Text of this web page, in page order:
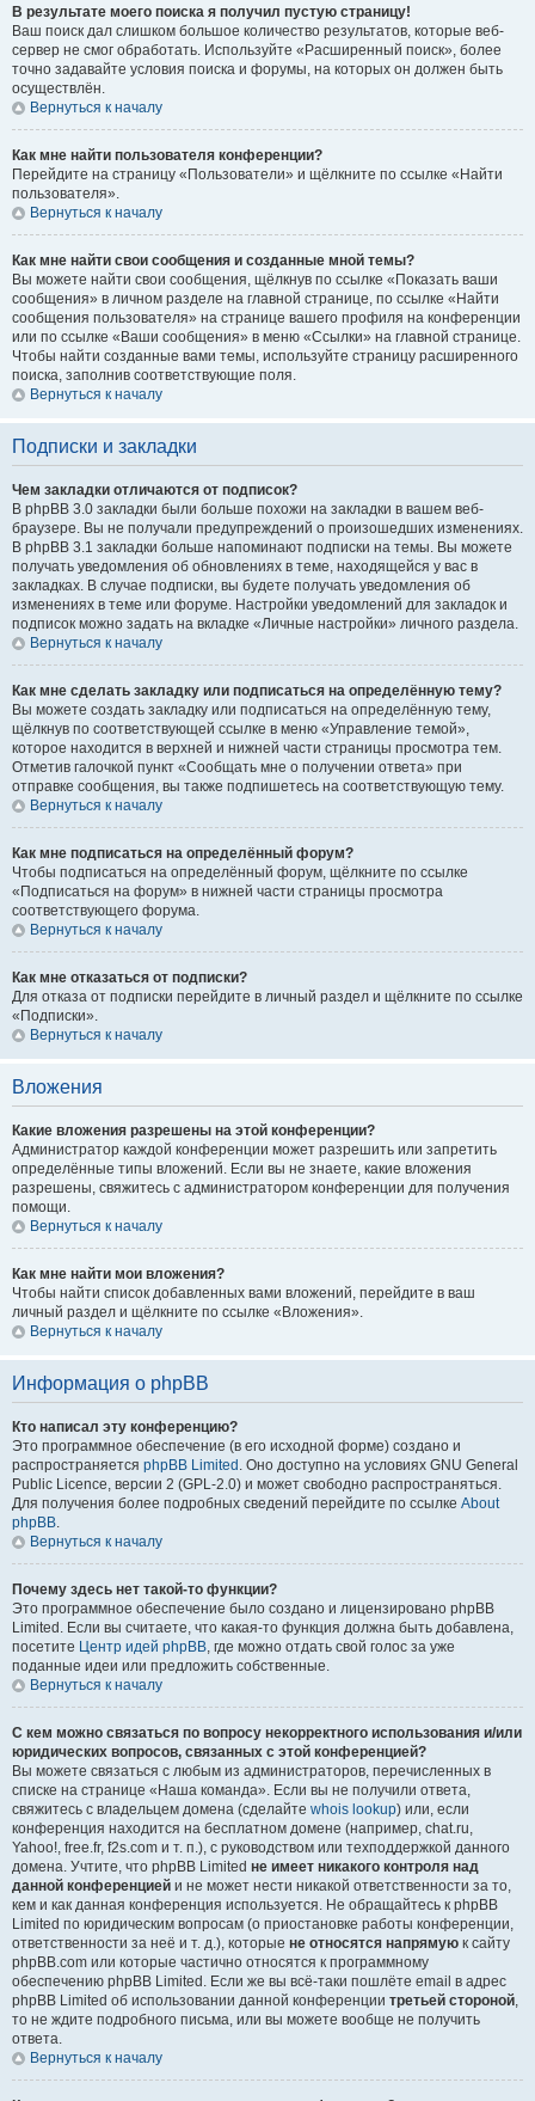
В результате моего поиска я получил пустую страницу!
Ваш поиск дал слишком большое количество результатов, которые веб-
сервер не смог обработать. Используйте «Расширенный поиск», более
точно задавайте условия поиска и форумы, на которых он должен быть
осуществлён.
Вернуться к началу
Как мне найти пользователя конференции?
Перейдите на страницу «Пользователи» и щёлкните по ссылке «Найти
пользователя».
Вернуться к началу
Как мне найти свои сообщения и созданные мной темы?
Вы можете найти свои сообщения, щёлкнув по ссылке «Показать ваши
сообщения» в личном разделе на главной странице, по ссылке «Найти
сообщения пользователя» на странице вашего профиля на конференции
или по ссылке «Ваши сообщения» в меню «Ссылки» на главной странице.
Чтобы найти созданные вами темы, используйте страницу расширенного
поиска, заполнив соответствующие поля.
Вернуться к началу
Подписки и закладки
Чем закладки отличаются от подписок?
В phpBB 3.0 закладки были больше похожи на закладки в вашем веб-
браузере. Вы не получали предупреждений о произошедших изменениях.
В phpBB 3.1 закладки больше напоминают подписки на темы. Вы можете
получать уведомления об обновлениях в теме, находящейся у вас в
закладках. В случае подписки, вы будете получать уведомления об
изменениях в теме или форуме. Настройки уведомлений для закладок и
подписок можно задать на вкладке «Личные настройки» личного раздела.
Вернуться к началу
Как мне сделать закладку или подписаться на определённую тему?
Вы можете создать закладку или подписаться на определённую тему,
щёлкнув по соответствующей ссылке в меню «Управление темой»,
которое находится в верхней и нижней части страницы просмотра тем.
Отметив галочкой пункт «Сообщать мне о получении ответа» при
отправке сообщения, вы также подпишетесь на соответствующую тему.
Вернуться к началу
Как мне подписаться на определённый форум?
Чтобы подписаться на определённый форум, щёлкните по ссылке
«Подписаться на форум» в нижней части страницы просмотра
соответствующего форума.
Вернуться к началу
Как мне отказаться от подписки?
Для отказа от подписки перейдите в личный раздел и щёлкните по ссылке
«Подписки».
Вернуться к началу
Вложения
Какие вложения разрешены на этой конференции?
Администратор каждой конференции может разрешить или запретить
определённые типы вложений. Если вы не знаете, какие вложения
разрешены, свяжитесь с администратором конференции для получения
помощи.
Вернуться к началу
Как мне найти мои вложения?
Чтобы найти список добавленных вами вложений, перейдите в ваш
личный раздел и щёлкните по ссылке «Вложения».
Вернуться к началу
Информация о phpBB
Кто написал эту конференцию?
Это программное обеспечение (в его исходной форме) создано и
распространяется phpBB Limited . Оно доступно на условиях GNU General
Public Licence, версии 2 (GPL-2.0) и может свободно распространяться.
Для получения более подробных сведений перейдите по ссылке About
phpBB.
Вернуться к началу
Почему здесь нет такой-то функции?
Это программное обеспечение было создано и лицензировано phpBB
Limited. Если вы считаете, что какая-то функция должна быть добавлена,
посетите Центр идей phpBB, где можно отдать свой голос за уже
поданные идеи или предложить собственные.
Вернуться к началу
С кем можно связаться по вопросу некорректного использования и/или
юридических вопросов, связанных с этой конференцией?
Вы можете связаться с любым из администраторов, перечисленных в
списке на странице «Наша команда». Если вы не получили ответа,
свяжитесь с владельцем домена (сделайте whois lookup) или, если
конференция находится на бесплатном домене (например, chat.ru,
Yahoo!, free.fr, f2s.com и т. п.), с руководством или техподдержкой данного
домена. Учтите, что phpBB Limited не имеет никакого контроля над
данной конференцией и не может нести никакой ответственности за то,
кем и как данная конференция используется. Не обращайтесь к phpBB
Limited по юридическим вопросам (о приостановке работы конференции,
ответственности за неё и т. д.), которые не относятся напрямую к сайту
phpBB.com или которые частично относятся к программному
обеспечению phpBB Limited. Если же вы всё-таки пошлёте email в адрес
phpBB Limited об использовании данной конференции третьей стороной,
то не ждите подробного письма, или вы можете вообще не получить
ответа.
Вернуться к началу